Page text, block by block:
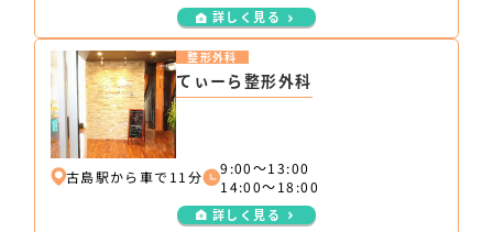
詳しく見る
てぃーら整形外科
整形外科
古島駅から車で11分
9:00～13:00
14:00～18:00
詳しく見る